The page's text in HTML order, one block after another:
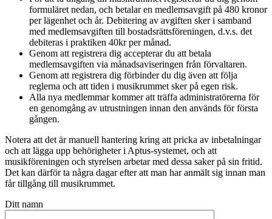
formuläret nedan, och betalar en medlemsavgift på 480 kronor
per lägenhet och år. Debitering av avgiften sker i samband
med medlemsavgiften till bostadsrättsföreningen, d.v.s. det
debiteras i praktiken 40kr per månad.
Genom att registrera dig accepterar du att betala
medlemsavgiften via månadsaviseringen från förvaltaren.
Genom att registrera dig förbinder du dig även att följa
reglerna och att tiden i musikrummet sker på egen risk.
Alla nya medlemmar kommer att träffa administratörerna för
en genomgång av utrustningen innan den används för första
gången.
Notera att det är manuell hantering kring att pricka av inbetalningar
och att lägga upp behörigheter i Aptus-systemet, och att
musikföreningen och styrelsen arbetar med dessa saker på sin fritid.
Det kan därför ta några dagar efter att man har anmält sig innan man
får tillgång till musikrummet.
Ditt namn